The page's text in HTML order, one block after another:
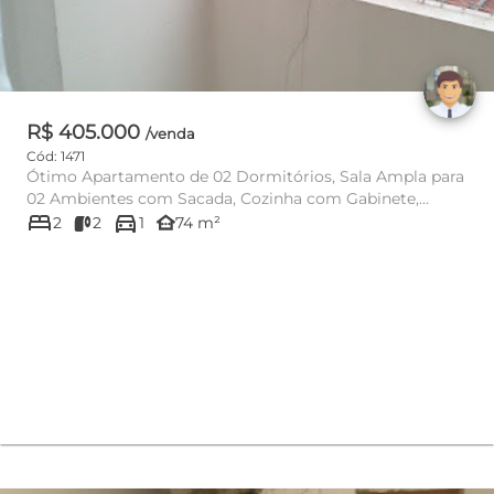
R$ 405.000 /venda
Cód: 1471
Ótimo Apartamento de 02 Dormitórios, Sala Ampla para
02 Ambientes com Sacada, Cozinha com Gabinete,
Banheiro Social com...
bed2 2 directions_car1 other_houses74 m²